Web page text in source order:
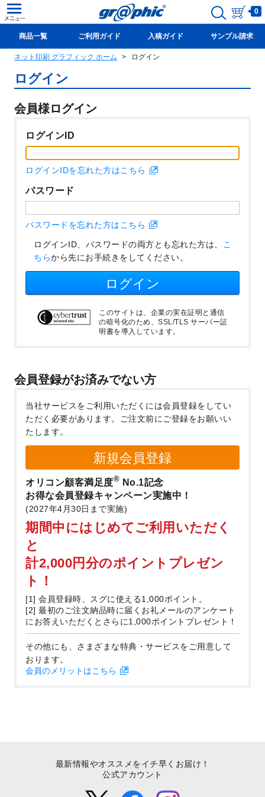
0
商品一覧 ご利用ガイド 入稿ガイド サンプル請求
新規会員登録(無料)
ネット印刷 グラフィック ホーム ログイン
ログイン
会員様ログイン
ログインID
ログインIDを忘れた方はこちら
パスワード
パスワードを忘れた方はこちら
ログインID、パスワードの両方とも忘れた方は、 こ
ちらから先にお手続きをしてください。
ログイン
このサイトは、企業の実在証明と通信
の暗号化のため、SSL/TLS サーバー証
明書を導入しています。
会員登録がお済みでない方
当社サービスをご利用いただくには会員登録をしてい
ただく必要があります。
ご注文前にご登録をお願いい
たします。
新規会員登録
オリコン顧客満足度® No.1記念
お得な会員登録キャンペーン実施中！
(2027年4月30日まで実施)
期間中にはじめてご利用いただく
と
計2,000円分のポイントプレゼン
ト！
[1] 会員登録時、スグに使える1,000ポイント。
[2] 最初のご注文納品時に届くお礼メールのアンケート
にお答えいただくとさらに1,000ポイントプレゼント！
その他にも、さまざまな特典・サービスをご用意して
おります。
会員のメリットはこちら
最新情報やオススメをイチ早くお届け！
公式アカウント